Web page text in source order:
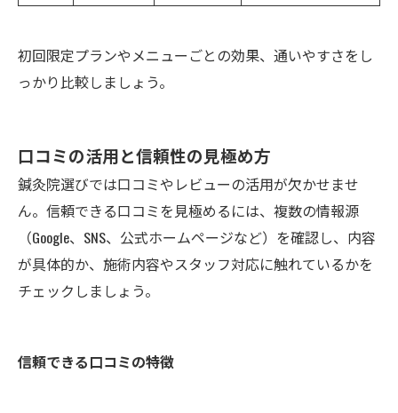
初回限定プランやメニューごとの効果、通いやすさをし
っかり比較しましょう。
口コミの活用と信頼性の見極め方
鍼灸院選びでは口コミやレビューの活用が欠かせませ
ん。信頼できる口コミを見極めるには、複数の情報源
（Google、SNS、公式ホームページなど）を確認し、内容
が具体的か、施術内容やスタッフ対応に触れているかを
チェックしましょう。
信頼できる口コミの特徴